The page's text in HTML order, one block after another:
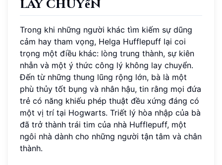
lay chuyển
Trong khi những người khác tìm kiếm sự dũng
cảm hay tham vọng, Helga Hufflepuff lại coi
trọng một điều khác: lòng trung thành, sự kiên
nhẫn và một ý thức công lý không lay chuyển.
Đến từ những thung lũng rộng lớn, bà là một
phù thủy tốt bụng và nhân hậu, tin rằng mọi đứa
trẻ có năng khiếu phép thuật đều xứng đáng có
một vị trí tại Hogwarts. Triết lý hòa nhập của bà
đã trở thành trái tim của nhà Hufflepuff, một
ngôi nhà dành cho những người tận tâm và chân
thành.